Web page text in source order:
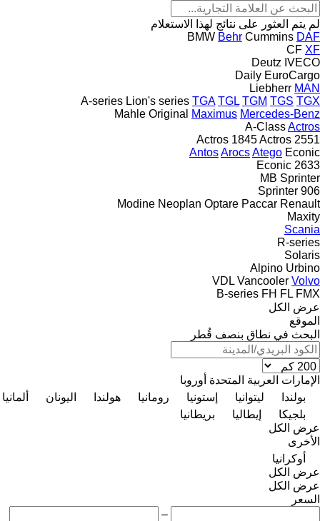
لم يتم العثور على نتائج لهذا الاستعلام
BMW Behr Cummins DAF
CF XF
Deutz IVECO
Daily EuroCargo
Liebherr MAN
A-series Lion's series TGA TGL TGM TGS TGX
Mahle Original
Maximus Mercedes-Benz
A-ClassActros
Actros 1845Actros 2551
AntosArocsAtego Econic
Econic 2633
MB Sprinter
Sprinter 906
Modine Neoplan Optare Paccar Renault
Maxity
Scania
R-series
Solaris
Alpino Urbino
VDL Vancooler Volvo
B-series FH FL FMX
عرض الكل
الموقع
البحث في نطاق بنصف قُطر
الإمارات العربية المتحدة أوروبا
بولندا
ليتوانيا إستونيا رومانيا هولندا اليونان
ألمانيا
بلجيكا
إيطاليا
بريطانيا
عرض الكل
الأخرى
أوكرانيا
عرض الكل
عرض الكل
السعر
–